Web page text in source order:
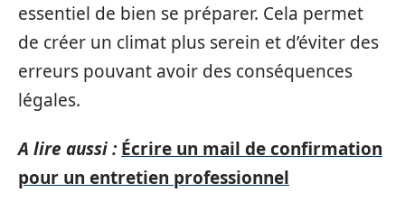
essentiel de bien se préparer. Cela permet
de créer un climat plus serein et d’éviter des
erreurs pouvant avoir des conséquences
légales.
A lire aussi : Écrire un mail de confirmation
pour un entretien professionnel